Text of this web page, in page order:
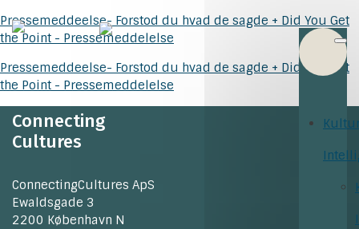
Pressemeddeelse- Forstod du hvad de sagde + Did You Get
the Point - Pressemeddelelse
Pressemeddeelse- Forstod du hvad de sagde + Did You Get
the Point - Pressemeddelelse
Connecting
Cultures
ConnectingCultures ApS
Ewaldsgade 3
2200 København N